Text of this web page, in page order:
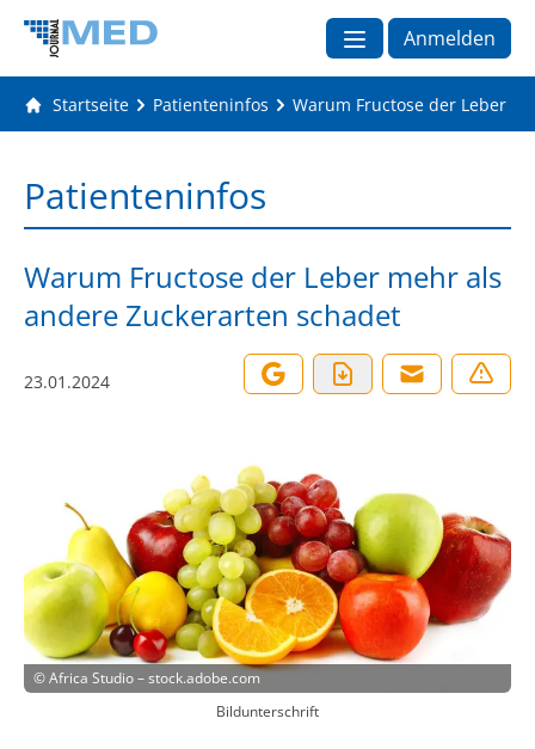
Anmelden
Startseite Patienteninfos Warum Fructose der Leber
Patienteninfos
Warum Fructose der Leber mehr als
andere Zuckerarten schadet
23.01.2024
©Africa Studio – stock.adobe.com
Bildunterschrift